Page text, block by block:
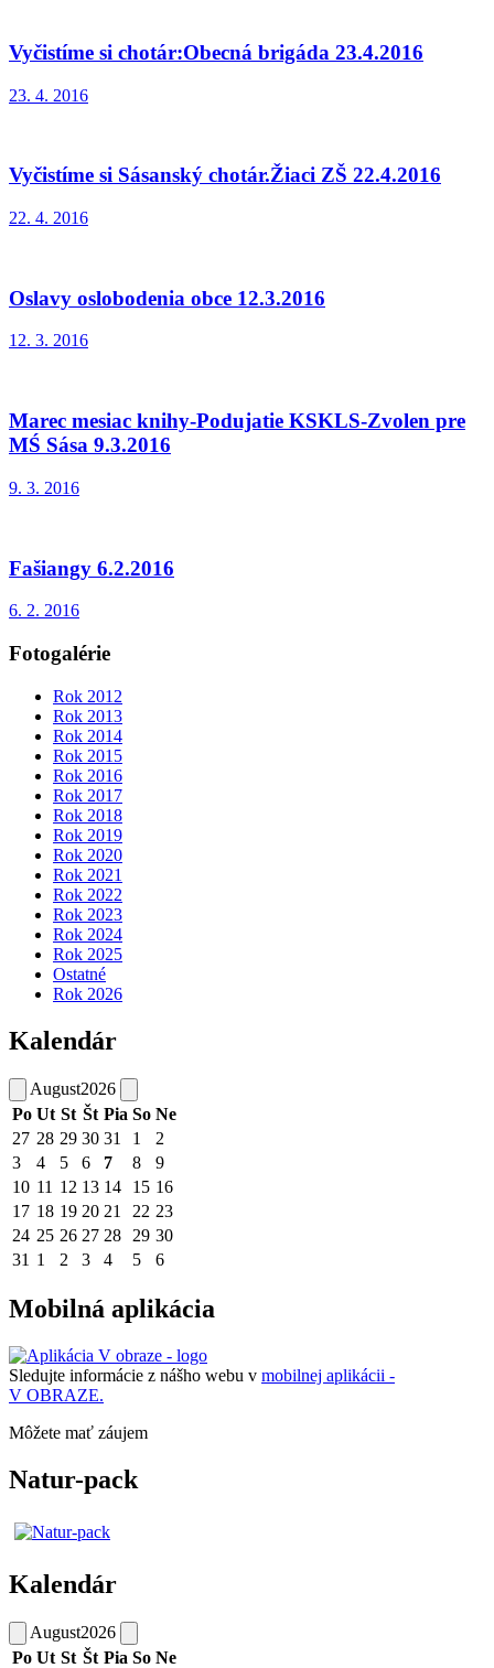
Vyčistíme si chotár:Obecná brigáda 23.4.2016
23. 4. 2016
Vyčistíme si Sásanský chotár.Žiaci ZŠ 22.4.2016
22. 4. 2016
Oslavy oslobodenia obce 12.3.2016
12. 3. 2016
Marec mesiac knihy-Podujatie KSKLS-Zvolen pre
MŚ Sása 9.3.2016
9. 3. 2016
Fašiangy 6.2.2016
6. 2. 2016
Fotogalérie
Rok 2012
Rok 2013
Rok 2014
Rok 2015
Rok 2016
Rok 2017
Rok 2018
Rok 2019
Rok 2020
Rok 2021
Rok 2022
Rok 2023
Rok 2024
Rok 2025
Ostatné
Rok 2026
Kalendár
August2026
Po Ut St Št Pia So Ne
27 28 29 30 31 1
2
3
4 5 6 7 8
9
10 11 12 13 14 15 16
17 18 19 20 21 22 23
24 25 26 27 28 29 30
31 1 2 3 4 5 6
Mobilná aplikácia
Sledujte informácie z nášho webu v mobilnej aplikácii -
V OBRAZE.
Môžete mať záujem
Natur-pack
Kalendár
August2026
Po Ut St Št Pia So Ne